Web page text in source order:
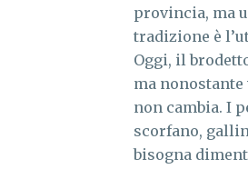
provincia, ma
tradizione è
Oggi, il
ma
non cambia. I
scorfano,
bisogna